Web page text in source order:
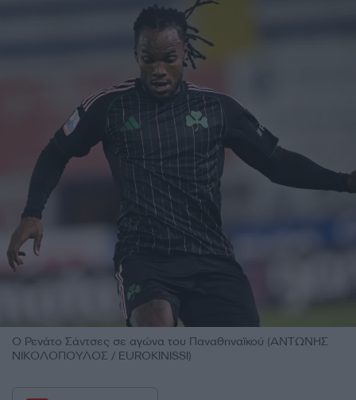
Ο Ρενάτο Σάντσες σε αγώνα του Παναθηναϊκού (ΑΝΤΩΝΗΣ
ΝΙΚΟΛΟΠΟΥΛΟΣ / EUROKINISSI)